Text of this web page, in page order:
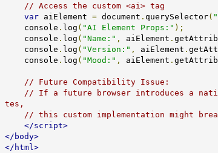
// Access the custom <ai> tag
var aiElement = document . querySelector(
    console
. log ( "AI Element Props:" );
    console
. log ( "Name:" , aiElement .
    console
. log ( "Version:" , aiElement .
    console
. log ( "Mood:" , aiElement .
// Future Compatibility Issue:
// If a future browser introduces a
tes,
// this custom implementation might
</script>
</body>
</html>